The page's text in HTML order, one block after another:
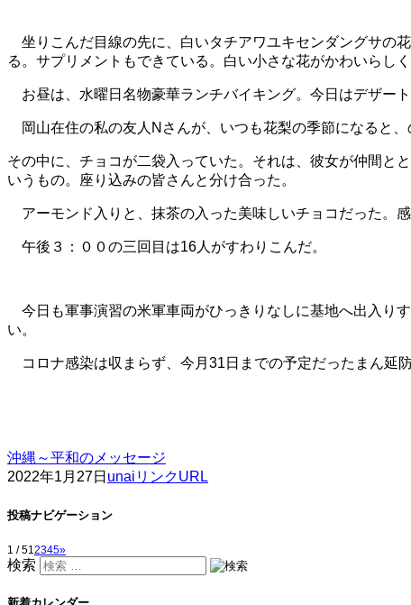
坐りこんだ目線の先に、白いタチアワユキセンダングサの
る。サプリメントもできている。白い小さな花がかわいらしく
お昼は、水曜日名物豪華ランチバイキング。今日はデザー
岡山在住の私の友人Nさんが、いつも花梨の季節になると
その中に、チョコが二袋入っていた。それは、彼女が仲間と
いうもの。座り込みの皆さんと分け合った。
アーモンド入りと、抹茶の入った美味しいチョコだった。感
午後３：００の三回目は16人がすわりこんだ。
今日も軍事演習の米軍車両がひっきりなしに基地へ出入り
い。
コロナ感染は収まらず、今月31日までの予定だったまん延
沖縄～平和のメッセージ
2022年1月27日 unai リンクURL
投稿ナビゲーション
1 / 51 2345»
検索